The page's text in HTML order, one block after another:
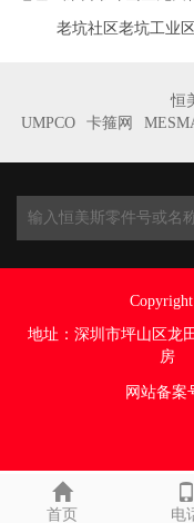
老坑社区老坑工业
首页 电
恒
UMPCO
卡箍网
地址： 深圳市坪山区龙
房
网站备案